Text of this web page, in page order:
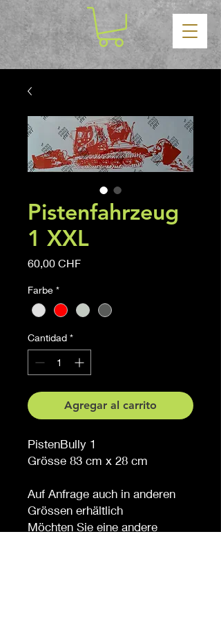
Pistenfahrzeug
1 XXL
60,00 CHFPrecio
Farbe *
Cantidad *
Agregar al carrito
PistenBully 1
Grösse 83 cm x 28 cm
Auf Anfrage auch in anderen
Grössen erhältlich
Möchten Sie eine andere